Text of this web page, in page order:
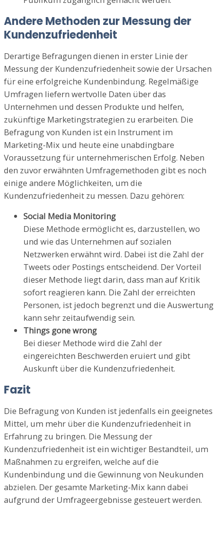
Andere Methoden zur Messung der
Kundenzufriedenheit
Derartige Befragungen dienen in erster Linie der
Messung der Kundenzufriedenheit sowie der Ursachen
für eine erfolgreiche Kundenbindung. Regelmäßige
Umfragen liefern wertvolle Daten über das
Unternehmen und dessen Produkte und helfen,
zukünftige Marketingstrategien zu erarbeiten. Die
Befragung von Kunden ist ein Instrument im
Marketing-Mix und heute eine unabdingbare
Voraussetzung für unternehmerischen Erfolg. Neben
den zuvor erwähnten Umfragemethoden gibt es noch
einige andere Möglichkeiten, um die
Kundenzufriedenheit zu messen. Dazu gehören:
Social Media Monitoring
Diese Methode ermöglicht es, darzustellen, wo
und wie das Unternehmen auf sozialen
Netzwerken erwähnt wird. Dabei ist die Zahl der
Tweets oder Postings entscheidend. Der Vorteil
dieser Methode liegt darin, dass man auf Kritik
sofort reagieren kann. Die Zahl der erreichten
Personen, ist jedoch begrenzt und die Auswertung
kann sehr zeitaufwendig sein.
Things gone wrong
Bei dieser Methode wird die Zahl der
eingereichten Beschwerden eruiert und gibt
Auskunft über die Kundenzufriedenheit.
Fazit
Die Befragung von Kunden ist jedenfalls ein geeignetes
Mittel, um mehr über die Kundenzufriedenheit in
Erfahrung zu bringen. Die Messung der
Kundenzufriedenheit ist ein wichtiger Bestandteil, um
Maßnahmen zu ergreifen, welche auf die
Kundenbindung und die Gewinnung von Neukunden
abzielen. Der gesamte Marketing-Mix kann dabei
aufgrund der Umfrageergebnisse gesteuert werden.